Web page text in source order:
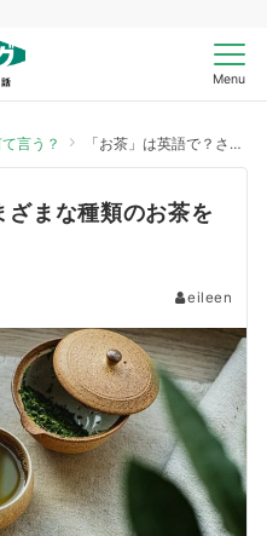
Menu
言う？ 「お茶」は英語で？さまざまな種類のお茶を英語で言い分けよう
ざまな種類のお茶を
eileen